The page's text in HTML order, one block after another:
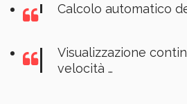
Calcolo automatico
Visualizzazione
velocità …